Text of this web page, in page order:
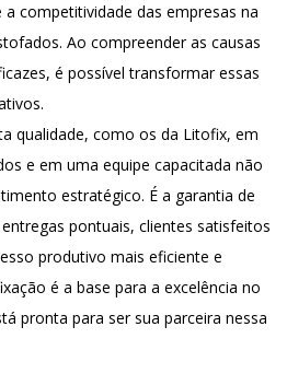
competitividade das empresas na
Ao compreender as causas
é possível transformar essas
qualidade, como os da Litofix, em
e em uma equipe capacitada não
estratégico. É a garantia de
pontuais, clientes satisfeitos
produtivo mais eficiente e
é a base para a excelência no
pronta para ser sua parceira nessa